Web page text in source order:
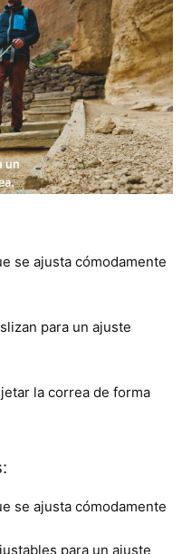
se ajusta cómodamente
para un ajuste
la correa de forma
se ajusta cómodamente
para un ajuste